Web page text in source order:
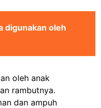
digunakan oleh
oleh anak
rambutnya.
dan ampuh